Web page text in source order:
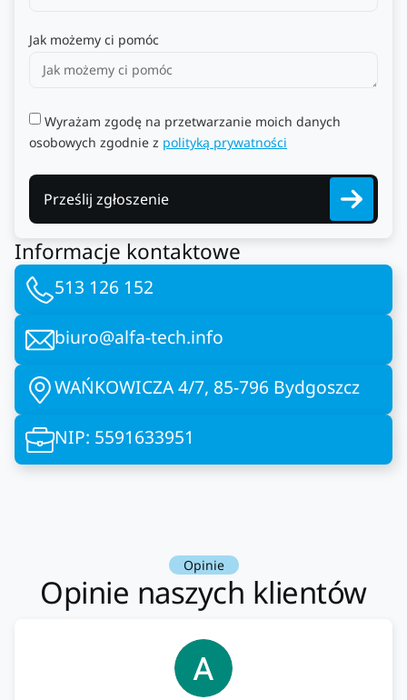
Jak możemy ci pomóc
Wyrażam zgodę na przetwarzanie moich danych
osobowych zgodnie z polityką prywatności
Prześlij zgłoszenie
Informacje kontaktowe
513 126 152
biuro@alfa-tech.info
WAŃKOWICZA 4/7, 85-796 Bydgoszcz
NIP: 5591633951
Opinie
Opinie naszych klientów